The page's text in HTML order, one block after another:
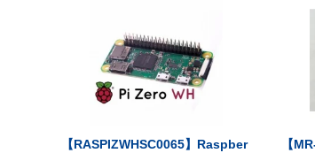
【RASPIZWHSC0065】Raspber
【